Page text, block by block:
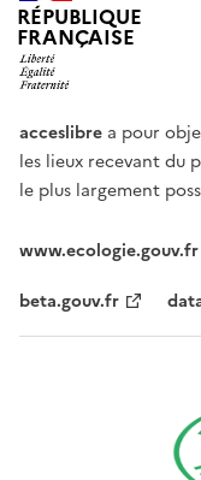
RÉPUBLIQUE
FRANÇAISE
acceslibre a pour
les lieux recevant du
le plus largement
www.ecologie.gouv.fr
beta.gouv.fr